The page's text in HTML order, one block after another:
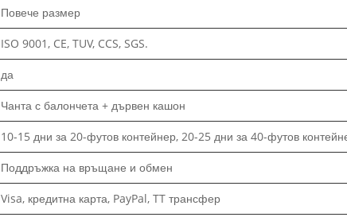
Повече размер
ISO 9001, CE, TUV, CCS, SGS.
да
Чанта с балончета + дървен кашон
10-15 дни за 20-футов контейнер, 20-25 дни за 40-футов
Поддръжка на връщане и обмен
Visa, кредитна карта, PayPal, TT трансфер